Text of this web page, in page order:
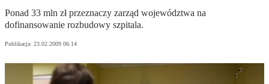
Ponad 33 mln zł przeznaczy zarząd województwa na
dofinansowanie rozbudowy szpitala.
Publikacja: 23.02.2009 06:14